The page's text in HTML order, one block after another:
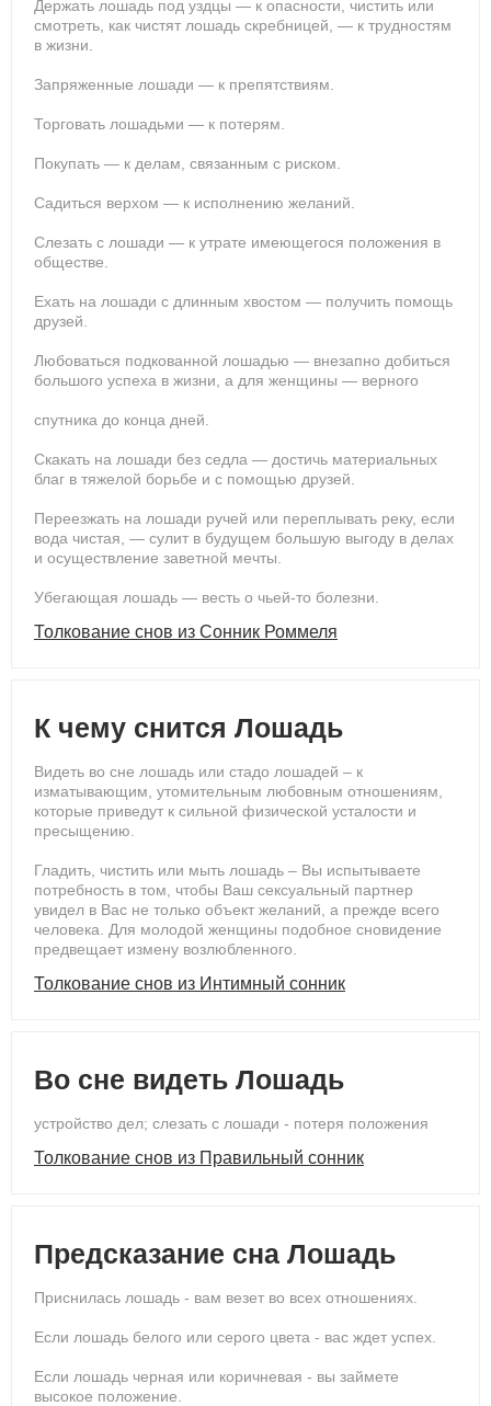
Держать лошадь под уздцы — к опасности, чистить или
смотреть, как чистят лошадь скребницей, — к трудностям
в жизни.
Запряженные лошади — к препятствиям.
Торговать лошадьми — к потерям.
Покупать — к делам, связанным с риском.
Садиться верхом — к исполнению желаний.
Слезать с лошади — к утрате имеющегося положения в
обществе.
Ехать на лошади с длинным хвостом — получить помощь
друзей.
Любоваться подкованной лошадью — внезапно добиться
большого успеха в жизни, а для женщины — верного
спутника до конца дней.
Скакать на лошади без седла — достичь материальных
благ в тяжелой борьбе и с помощью друзей.
Переезжать на лошади ручей или переплывать реку, если
вода чистая, — сулит в будущем большую выгоду в делах
и осуществление заветной мечты.
Убегающая лошадь — весть о чьей-то болезни.
Толкование снов из Сонник Роммеля
К чему снится Лошадь
Видеть во сне лошадь или стадо лошадей – к
изматывающим, утомительным любовным отношениям,
которые приведут к сильной физической усталости и
пресыщению.
Гладить, чистить или мыть лошадь – Вы испытываете
потребность в том, чтобы Ваш сексуальный партнер
увидел в Вас не только объект желаний, а прежде всего
человека. Для молодой женщины подобное сновидение
предвещает измену возлюбленного.
Толкование снов из Интимный сонник
Во сне видеть Лошадь
устройство дел; слезать с лошади - потеря положения
Толкование снов из Правильный сонник
Предсказание сна Лошадь
Приснилась лошадь - вам везет во всех отношениях.
Если лошадь белого или серого цвета - вас ждет успех.
Если лошадь черная или коричневая - вы займете
высокое положение.